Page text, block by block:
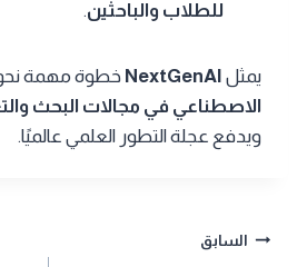
للطلاب والباحثين.
يمثل NextGenAI خطوة مهمة
الاصطناعي في مجالات البحث
ويدفع عجلة التطور العلمي عالميًا.
تصفّح
السابق